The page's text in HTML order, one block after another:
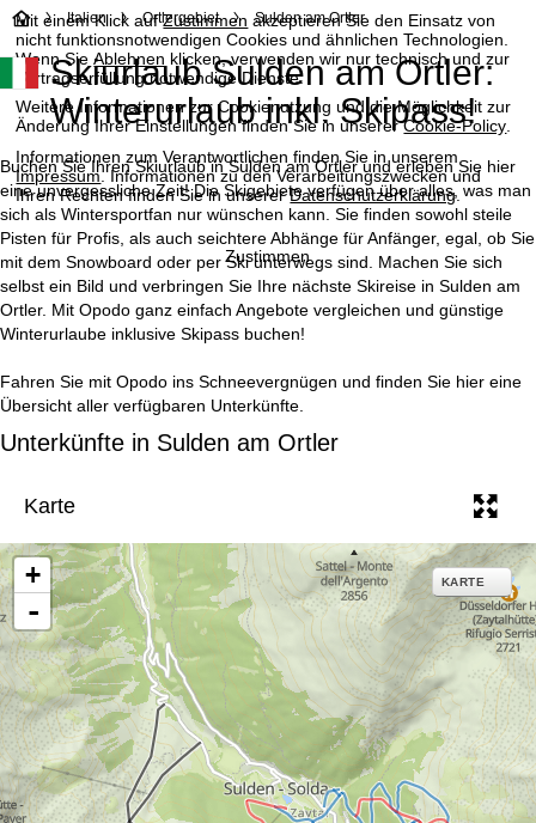
Mit einem Klick aufZustimmen akzeptieren Sie den Einsatz von
nicht funktionsnotwendigen Cookies und ähnlichen Technologien.
Wenn SieAblehnen klicken, verwenden wir nur technisch und zur
Vertragserfüllung notwendige Dienste.
Weitere Informationen zur Cookienutzung und die Möglichkeit zur
Änderung Ihrer Einstellungen finden Sie in unsererCookie-Policy.
Informationen zum Verantwortlichen finden Sie in unserem
Impressum. Informationen zu den Verarbeitungszwecken und
Ihren Rechten finden Sie in unsererDatenschutzerklärung.
Zustimmen
S
t
a
r
t
s
e
t
Italien Ortlergebiet Sulden am Ortler
Skiurlaub Sulden am Ortler:
Winterurlaub inkl. Skipass!
Buchen Sie Ihren Skiurlaub in Sulden am Ortler und erleben Sie hier
eine unvergessliche Zeit! Die Skigebiete verfügen über alles, was man
sich als Wintersportfan nur wünschen kann. Sie finden sowohl steile
Pisten für Profis, als auch seichtere Abhänge für Anfänger, egal, ob Sie
mit dem Snowboard oder per Ski unterwegs sind. Machen Sie sich
selbst ein Bild und verbringen Sie Ihre nächste Skireise in Sulden am
Ortler. Mit Opodo ganz einfach Angebote vergleichen und günstige
Winterurlaube inklusive Skipass buchen!
Fahren Sie mit Opodo ins Schneevergnügen und finden Sie hier eine
Übersicht aller verfügbaren Unterkünfte.
Unterkünfte in Sulden am Ortler
Karte
+
-
KARTE